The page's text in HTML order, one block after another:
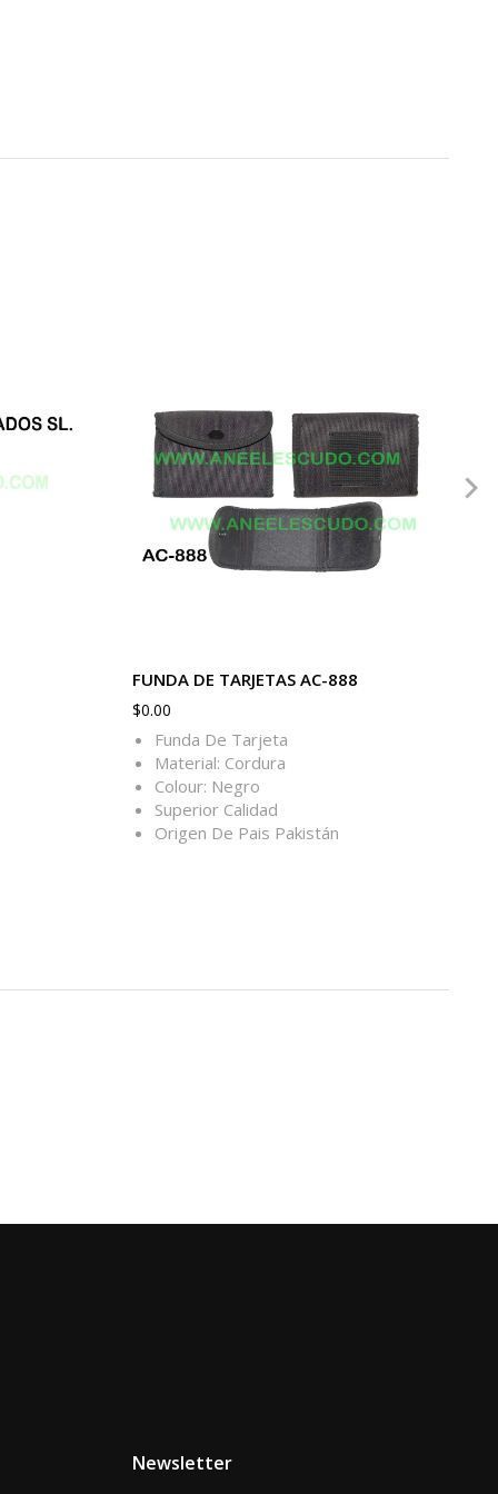
FUNDA DE TARJETAS AC-888
$0.00
Funda De Tarjeta
Material: Cordura
Colour: Negro
Superior Calidad
Origen De Pais Pakistán
Newsletter